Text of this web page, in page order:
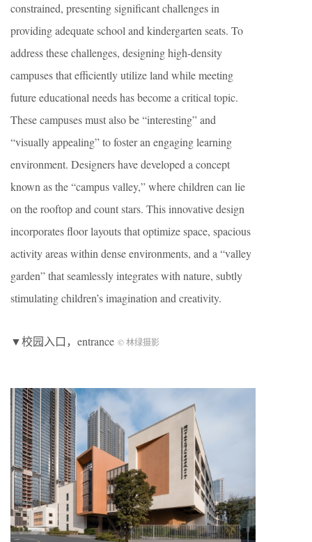
constrained, presenting significant challenges in
providing adequate school and kindergarten seats. To
address these challenges, designing high-density
campuses that efficiently utilize land while meeting
future educational needs has become a critical topic.
These campuses must also be “interesting” and
“visually appealing” to foster an engaging learning
environment. Designers have developed a concept
known as the “campus valley,” where children can lie
on the rooftop and count stars. This innovative design
incorporates floor layouts that optimize space, spacious
activity areas within dense environments, and a “valley
garden” that seamlessly integrates with nature, subtly
stimulating children’s imagination and creativity.
▼校园入口，entrance © 林绿摄影